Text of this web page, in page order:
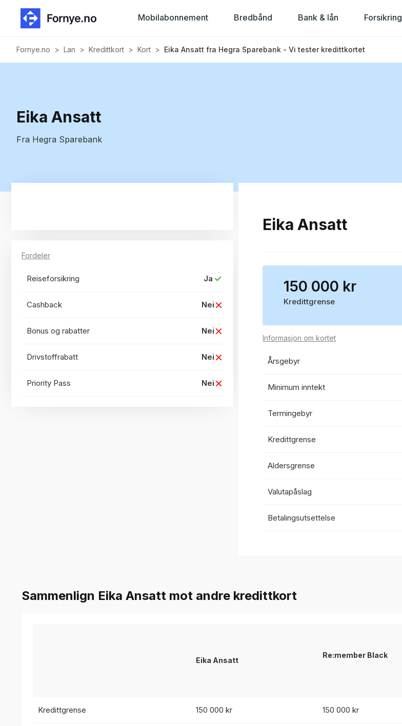
Mobilabonnement Bredbånd Bank & lån Forsikring
Fornye.no > Lan > Kredittkort > Kort > Eika Ansatt fra Hegra Sparebank - Vi tester kredittkortet
Eika Ansatt
Fra Hegra Sparebank
Fordeler
Reiseforsikring Ja
Cashback Nei
Bonus og rabatter Nei
Drivstoffrabatt Nei
Priority Pass Nei
Eika Ansatt
150 000 kr
Kredittgrense
Informasjon om kortet
Årsgebyr
Minimum inntekt
Termingebyr
Kredittgrense
Aldersgrense
Valutapåslag
Betalingsutsettelse
Sammenlign Eika Ansatt mot andre kredittkort
Eika Ansatt
Re:member Black
Kredittgrense 150 000 kr 150 000 kr